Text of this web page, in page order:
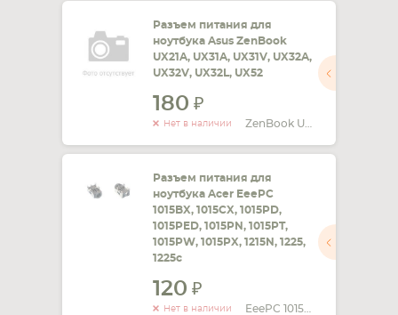
Разъем питания для
ноутбука Asus ZenBook
UX21A, UX31A, UX31V, UX32A,
UX32V, UX32L, UX52
180
Нет в наличии
Разъем питания для
ноутбука Acer EeePC
1015BX, 1015CX, 1015PD,
1015PED, 1015PN, 1015PT,
1015PW, 1015PX, 1215N, 1225,
1225c
120
Нет в наличии